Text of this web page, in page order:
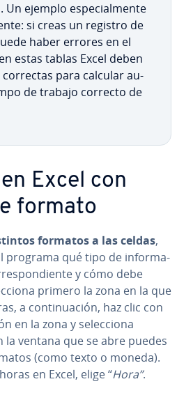
Un ejemplo es­pe­cia­l­me­n­te
si creas un registro de
haber errores en el
estas tablas Excel deben
para calcular au­
de trabajo correcto de
Excel con
formato
formatos a las celdas,
programa qué tipo de in­fo­r­ma­
y cómo debe
primero la zona en la que
a co­n­ti­nua­ción, haz clic con
en la zona y se­le­c­cio­na
la ventana que se abre puedes
(como texto o moneda).
en Excel, elige “Hora”.